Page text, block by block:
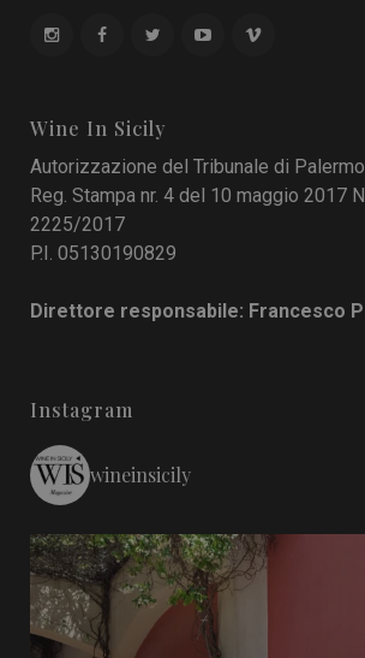
Wine In Sicily
Autorizzazione del Tribunale di Palermo
Reg. Stampa nr. 4 del 10 maggio 2017
2225/2017
P.I. 05130190829
Direttore responsabile: Francesco
Instagram
wineinsicily